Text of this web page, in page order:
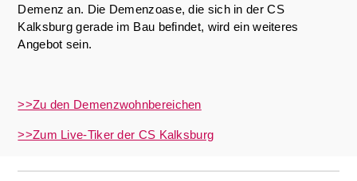
Demenz an. Die Demenzoase, die sich in der CS
Kalksburg gerade im Bau befindet, wird ein weiteres
Angebot sein.
>>Zu den Demenzwohnbereichen
>>Zum Live-Tiker der CS Kalksburg